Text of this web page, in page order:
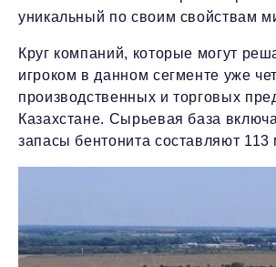
уникальный по своим свойствам
Круг компаний, которые могут
игроком в данном сегменте уже
производственных и торговых
Казахстане. Сырьевая база
запасы бентонита составляют